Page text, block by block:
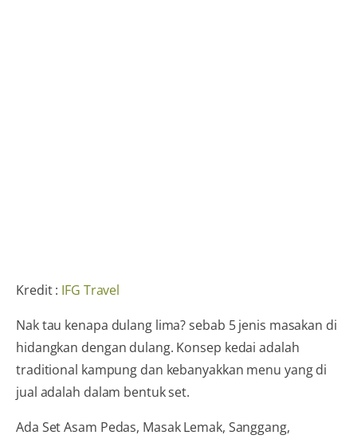
Kredit : IFG Travel
Nak tau kenapa dulang lima? sebab 5 jenis masakan di
hidangkan dengan dulang. Konsep kedai adalah
traditional kampung dan kebanyakkan menu yang di
jual adalah dalam bentuk set.
Ada Set Asam Pedas, Masak Lemak, Sanggang,